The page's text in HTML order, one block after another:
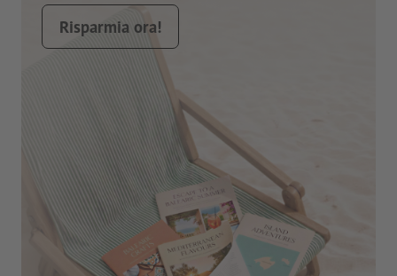
Risparmia ora!